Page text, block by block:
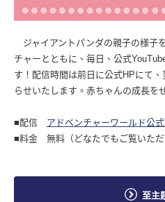
ジャイアントパンダの親子の様子
チャーとともに、毎日、公式
す！配信時間は前日に公式HPにて
らせいたします。赤ちゃんの成長
■配信 アドベンチャーワールド公
■料金 無料（どなたでもご覧いただ
至主